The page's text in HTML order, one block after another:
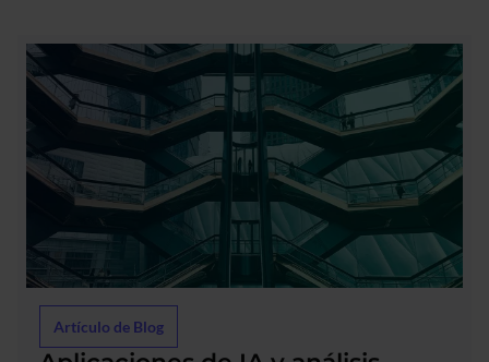
Artículo de Blog
acerca